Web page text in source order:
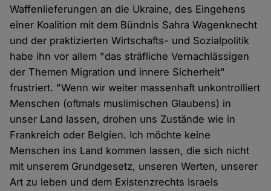
Waffenlieferungen an die Ukraine, des Eingehens
einer Koalition mit dem Bündnis Sahra Wagenknecht
und der praktizierten Wirtschafts- und Sozialpolitik
habe ihn vor allem "das sträfliche Vernachlässigen
der Themen Migration und innere Sicherheit"
frustriert. "Wenn wir weiter massenhaft unkontrolliert
Menschen (oftmals muslimischen Glaubens) in
unser Land lassen, drohen uns Zustände wie in
Frankreich oder Belgien. Ich möchte keine
Menschen ins Land kommen lassen, die sich nicht
mit unserem Grundgesetz, unseren Werten, unserer
Art zu leben und dem Existenzrechts Israels